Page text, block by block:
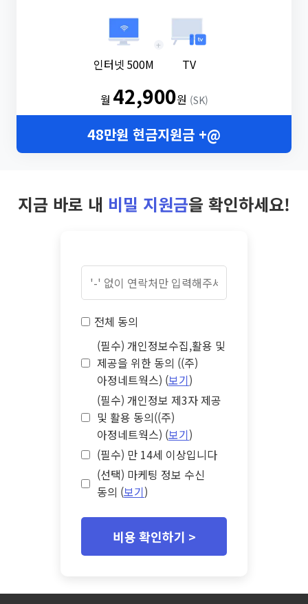
인터넷 500M
+
TV
월 42,900원 (SK)
48만원 현금지원금 +@
지금 바로 내 비밀 지원금을 확인하세요!
전체 동의
(필수) 개인정보수집,활용 및
제공을 위한 동의 ((주)
아정네트웍스) (보기)
(필수) 개인정보 제3자 제공
및 활용 동의((주)
아정네트웍스) (보기)
(필수) 만 14세 이상입니다
(선택) 마케팅 정보 수신
동의 (보기)
비용 확인하기 >